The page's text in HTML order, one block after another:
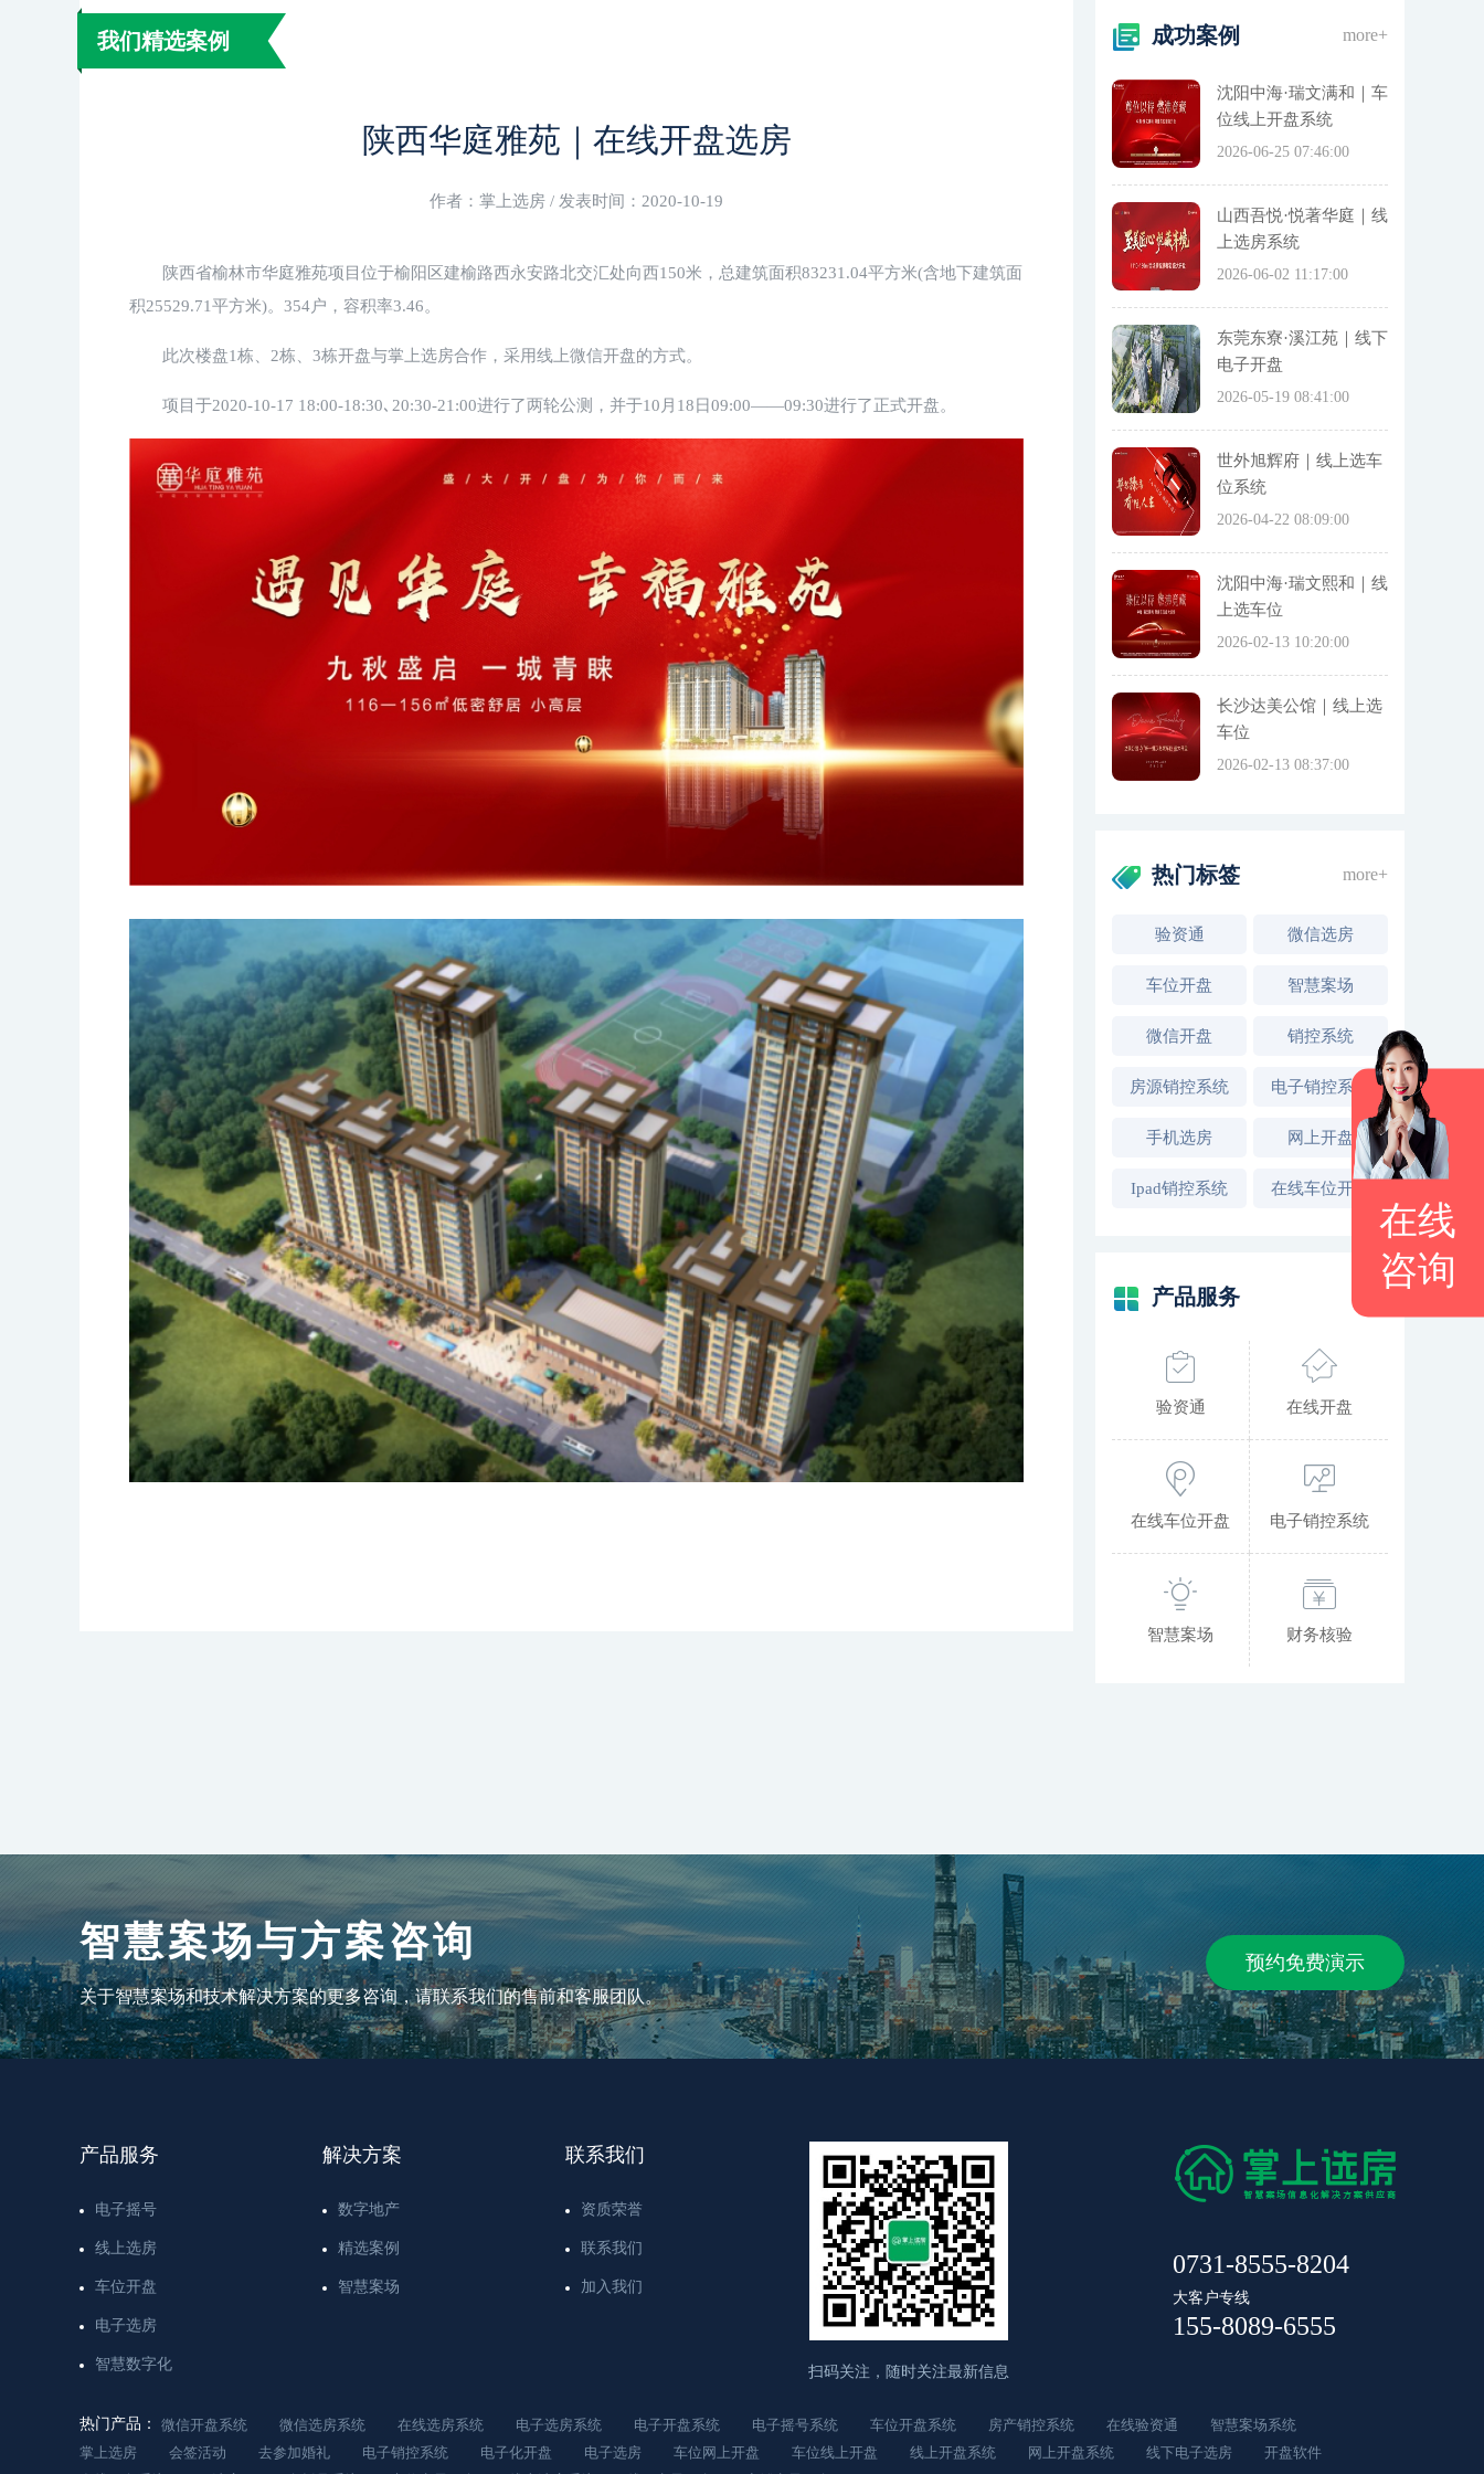
我们精选案例
陕西华庭雅苑｜在线开盘选房
作者：掌上选房 / 发表时间：2020-10-19
陕西省榆林市华庭雅苑项目位于榆阳区建榆路西永安路北交汇处向西150米，总建筑面积83231.04平方米(含地下建筑面
积25529.71平方米)。354户，容积率3.46。
此次楼盘1栋、2栋、3栋开盘与掌上选房合作，采用线上微信开盘的方式。
项目于2020-10-17 18:00-18:30､20:30-21:00进行了两轮公测，并于10月18日09:00——09:30进行了正式开盘。
成功案例 more+
沈阳中海·瑞文满和｜车
位线上开盘系统
2026-06-25 07:46:00
山西吾悦·悦著华庭｜线
上选房系统
2026-06-02 11:17:00
东莞东寮·溪江苑｜线下
电子开盘
2026-05-19 08:41:00
世外旭辉府｜线上选车
位系统
2026-04-22 08:09:00
沈阳中海·瑞文熙和｜线
上选车位
2026-02-13 10:20:00
长沙达美公馆｜线上选
车位
2026-02-13 08:37:00
热门标签 more+
验资通 微信选房
车位开盘 智慧案场
微信开盘 销控系统
房源销控系统 电子销控系统
手机选房 网上开盘
Ipad销控系统 在线车位开盘
产品服务
验资通 在线开盘
在线车位开盘 电子销控系统
智慧案场 财务核验
智慧案场与方案咨询
关于智慧案场和技术解决方案的更多咨询，请联系我们的售前和客服团队。
预约免费演示
产品服务
电子摇号
线上选房
车位开盘
电子选房
智慧数字化
解决方案
数字地产
精选案例
智慧案场
联系我们
资质荣誉
联系我们
加入我们
扫码关注，随时关注最新信息
0731-8555-8204
大客户专线
155-8089-6555
热门产品： 微信开盘系统 微信选房系统 在线选房系统 电子选房系统 电子开盘系统 电子摇号系统 车位开盘系统 房产销控系统 在线验资通
智慧案场系统
掌上选房
会签活动 去参加婚礼 电子销控系统 电子化开盘 电子选房 车位网上开盘 车位线上开盘 线上开盘系统 网上开盘系统 线下电子选房
开盘软件
在线
咨询